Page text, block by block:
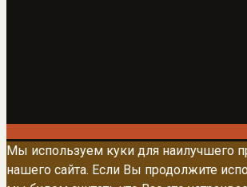
Мы используем куки для наилучшего
нашего сайта. Если Вы продолжите